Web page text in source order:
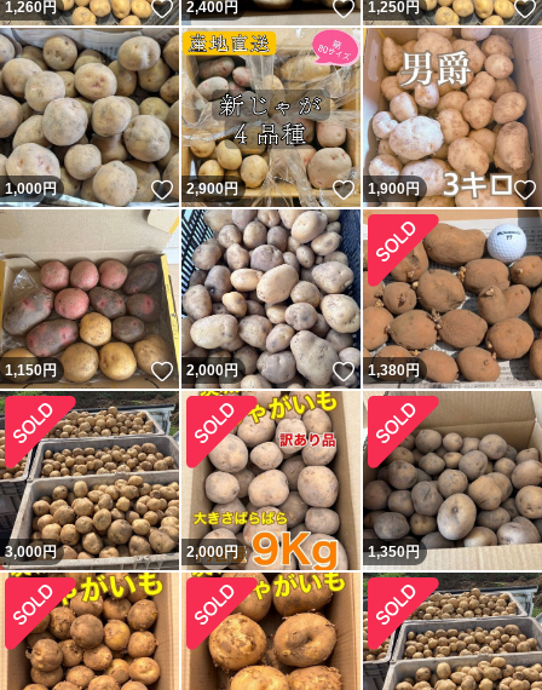
1,260円 いいね！
2,400円 いいね！
1,250円
1,000円 いいね！
2,900円 いいね！
1,900円
1,150円 いいね！
2,000円 いいね！
1,380円
3,000円 2,000円 1,350円